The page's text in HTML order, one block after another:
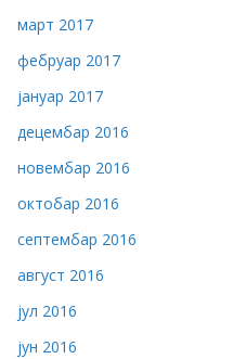
март 2017
фебруар 2017
јануар 2017
децембар 2016
новембар 2016
октобар 2016
септембар 2016
август 2016
јул 2016
јун 2016